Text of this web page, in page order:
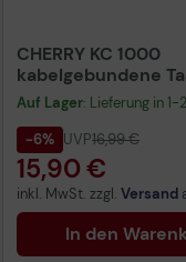
CHERRY KC 1000
kabelgebundene
QWERTZ DE -
Auf Lager: Lieferung in
-6% UVP16,99 €
15,90 €
inkl. MwSt. zzgl. Versand
In den